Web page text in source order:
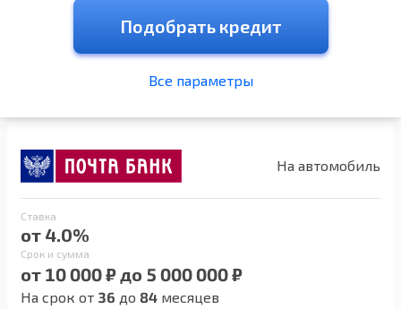
Подобрать кредит
Все параметры
На автомобиль
Ставка
от 4.0%
Срок и сумма
от 10 000 ₽ до 5 000 000 ₽
На срок от 36 до 84 месяцев